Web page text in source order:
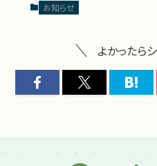
お知らせ
よかったら